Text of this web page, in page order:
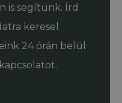
is segítünk. Írd
keresel
24 órán belül